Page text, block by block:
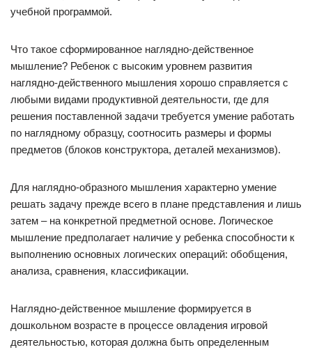
учебной программой.
Что такое сформированное наглядно-действенное
мышление? Ребенок с высоким уровнем развития
наглядно-действенного мышления хорошо справляется с
любыми видами продуктивной деятельности, где для
решения поставленной задачи требуется умение работать
по наглядному образцу, соотносить размеры и формы
предметов (блоков конструктора, деталей механизмов).
Для наглядно-образного мышления характерно умение
решать задачу прежде всего в плане представления и лишь
затем – на конкретной предметной основе. Логическое
мышление предполагает наличие у ребенка способности к
выполнению основных логических операций: обобщения,
анализа, сравнения, классификации.
Наглядно-действенное мышление формируется в
дошкольном возрасте в процессе овладения игровой
деятельностью, которая должна быть определенным